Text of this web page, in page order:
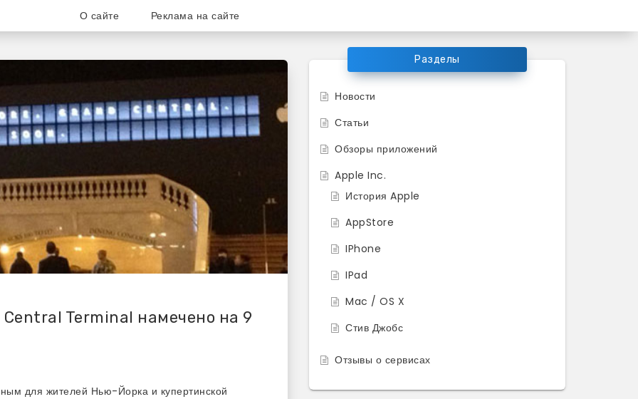
для любителей и поклонников продукции Apple
О сайте Реклама на сайте
Terminal намечено на 9
для жителей Нью-Йорка и купертинской
Разделы
Новости
Статьи
Обзоры приложений
Apple Inc.
История Apple
AppStore
IPhone
IPad
Mac / OS X
Стив Джобс
Отзывы о сервисах